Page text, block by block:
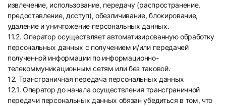
извлечение, использование, передачу (распространение,
предоставление, доступ), обезличивание, блокирование,
удаление и уничтожение персональных данных.
11.2. Оператор осуществляет автоматизированную обработку
персональных данных с получением и/или передачей
полученной информации по информационно-
телекоммуникационным сетям или без таковой.
12. Трансграничная передача персональных данных
12.1. Оператор до начала осуществления трансграничной
передачи персональных данных обязан убедиться в том, что